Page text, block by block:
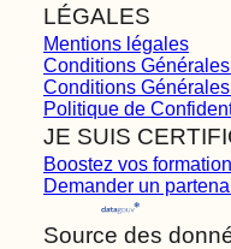
LÉGALES
Mentions légales
Conditions
Conditions
Politique de
JE SUIS
Boostez vos
Demander un
Source des